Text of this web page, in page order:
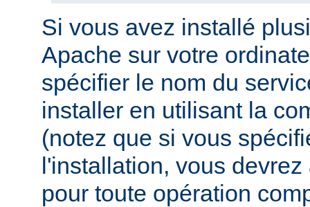
Si vous avez installé
Apache sur votre
spécifier le nom du
installer en utilisant la
(notez que si vous
l'installation, vous
pour toute opération